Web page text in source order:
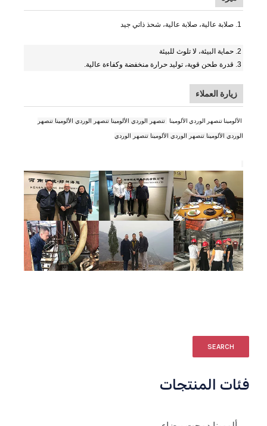
1. صلابة عالية، صلابة عالية، شحذ ذاتي جيد
قدرة طحن قوية، توليد حرارة منخفضة وكفاءة عالية.
زيارة العملاء
الألومينا تنصهر الوردي الألومينا تنصهر الوردي الألومينا تنصهر الوردي الألومينا تنصهر
الوردي الألومينا تنصهر الوردي الألومينا تنصهر الوردي
SEARCH
فئات المنتجات